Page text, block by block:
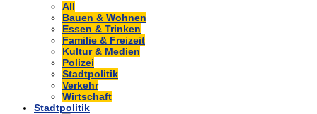
All
Bauen & Wohnen
Essen & Trinken
Familie & Freizeit
Kultur & Medien
Polizei
Stadtpolitik
Verkehr
Wirtschaft
Stadtpolitik